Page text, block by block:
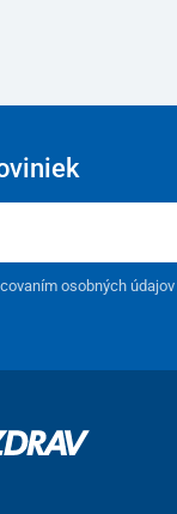
osobných údajov